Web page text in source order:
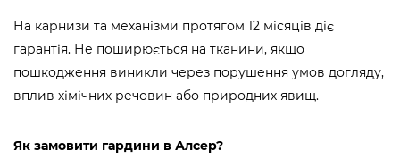
На карнизи та механізми протягом 12 місяців діє
гарантія. Не поширюється на тканини, якщо
пошкодження виникли через порушення умов догляду,
вплив хімічних речовин або природних явищ.
Як замовити гардини в Алсер?